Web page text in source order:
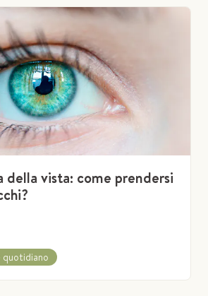
della vista: come prendersi
quotidiano